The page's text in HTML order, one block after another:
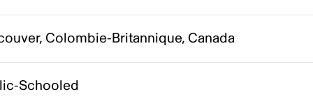
Colombie-Britannique, Canada
Schooled